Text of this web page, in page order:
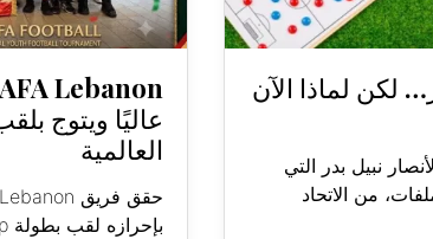
لكن لماذا الآن
نبيل بدر التي
من الاتحاد
العالمية